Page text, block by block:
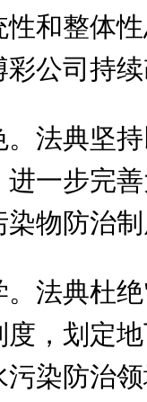
和整体
公司持续
法典坚
一步完
物防治
法典杜
，划定
染防治